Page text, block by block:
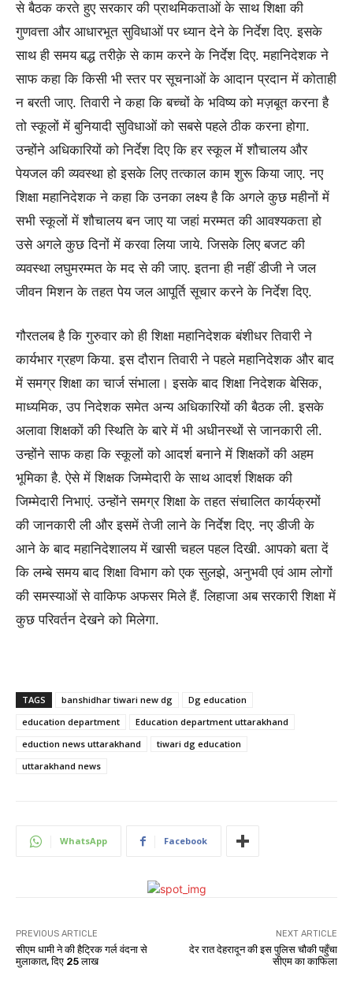
से बैठक करते हुए सरकार की प्राथमिकताओं के साथ शिक्षा की
गुणवत्ता और आधारभूत सुविधाओं पर ध्यान देने के निर्देश दिए. इसके
साथ ही समय बद्ध तरीक़े से काम करने के निर्देश दिए. महानिदेशक ने
साफ कहा कि किसी भी स्तर पर सूचनाओं के आदान प्रदान में कोताही
न बरती जाए. तिवारी ने कहा कि बच्चों के भविष्य को मज़बूत करना है
तो स्कूलों में बुनियादी सुविधाओं को सबसे पहले ठीक करना होगा.
उन्होंने अधिकारियों को निर्देश दिए कि हर स्कूल में शौचालय और
पेयजल की व्यवस्था हो इसके लिए तत्काल काम शुरू किया जाए. नए
शिक्षा महानिदेशक ने कहा कि उनका लक्ष्य है कि अगले कुछ महीनों में
सभी स्कूलों में शौचालय बन जाए या जहां मरम्मत की आवश्यकता हो
उसे अगले कुछ दिनों में करवा लिया जाये. जिसके लिए बजट की
व्यवस्था लघुमरम्मत के मद से की जाए. इतना ही नहीं डीजी ने जल
जीवन मिशन के तहत पेय जल आपूर्ति सूचार करने के निर्देश दिए.
गौरतलब है कि गुरुवार को ही शिक्षा महानिदेशक बंशीधर तिवारी ने
कार्यभार ग्रहण किया. इस दौरान तिवारी ने पहले महानिदेशक और बाद
में समग्र शिक्षा का चार्ज संभाला। इसके बाद शिक्षा निदेशक बेसिक,
माध्यमिक, उप निदेशक समेत अन्य अधिकारियों की बैठक ली. इसके
अलावा शिक्षकों की स्थिति के बारे में भी अधीनस्थों से जानकारी ली.
उन्होंने साफ कहा कि स्कूलों को आदर्श बनाने में शिक्षकों की अहम
भूमिका है. ऐसे में शिक्षक जिम्मेदारी के साथ आदर्श शिक्षक की
जिम्मेदारी निभाएं. उन्होंने समग्र शिक्षा के तहत संचालित कार्यक्रमों
की जानकारी ली और इसमें तेजी लाने के निर्देश दिए. नए डीजी के
आने के बाद महानिदेशालय में खासी चहल पहल दिखी. आपको बता दें
कि लम्बे समय बाद शिक्षा विभाग को एक सुलझे, अनुभवी एवं आम लोगों
की समस्याओं से वाकिफ अफसर मिले हैं. लिहाजा अब सरकारी शिक्षा में
कुछ परिवर्तन देखने को मिलेगा.
TAGS banshidhar tiwari new dg
Dg education
education department
Education department uttarakhand
eduction news uttarakhand
tiwari dg education
uttarakhand news
WhatsApp Facebook
PREVIOUS ARTICLE
सीएम धामी ने की हैट्रिक गर्ल वंदना से
मुलाकात, दिए 25 लाख
NEXT ARTICLE
देर रात देहरादून की इस पुलिस चौकी पहुँचा
सीएम का काफिला